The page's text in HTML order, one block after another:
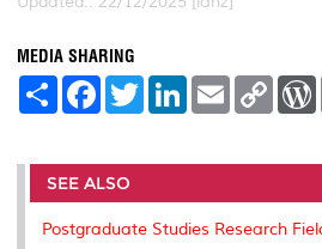
MEDIA SHARING
S
e
F
a
b
o
o
T
w
t
r
L
e
I
n
E
m
l
C
L
n
k
s
SEE ALSO
Postgraduate Studies Research